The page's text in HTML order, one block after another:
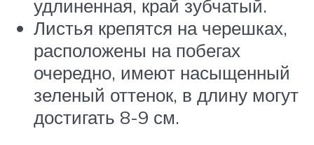
удлиненная, край зубчатый.
Листья крепятся на черешках,
расположены на побегах
очередно, имеют насыщенный
зеленый оттенок, в длину могут
достигать 8-9 см.